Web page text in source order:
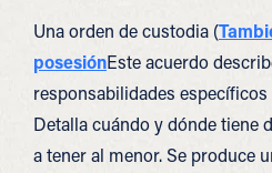
Una orden de custodia (
posesiónEste acuerdo
responsabilidades
Detalla cuándo y dónde tiene
a tener al menor. Se produce